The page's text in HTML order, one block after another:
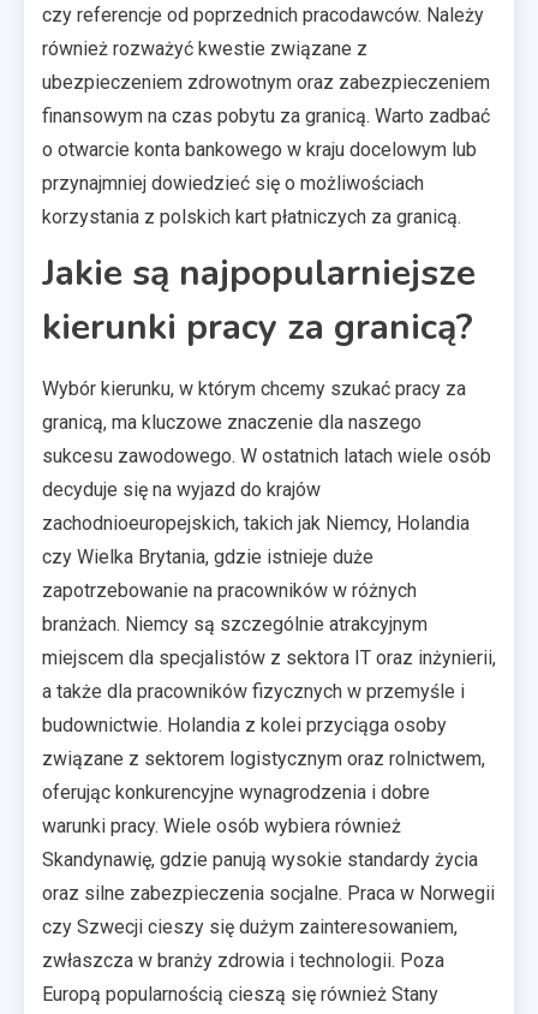
czy referencje od poprzednich pracodawców. Należy
również rozważyć kwestie związane z
ubezpieczeniem zdrowotnym oraz zabezpieczeniem
finansowym na czas pobytu za granicą. Warto zadbać
o otwarcie konta bankowego w kraju docelowym lub
przynajmniej dowiedzieć się o możliwościach
korzystania z polskich kart płatniczych za granicą.
Jakie są najpopularniejsze
kierunki pracy za granicą?
Wybór kierunku, w którym chcemy szukać pracy za
granicą, ma kluczowe znaczenie dla naszego
sukcesu zawodowego. W ostatnich latach wiele osób
decyduje się na wyjazd do krajów
zachodnioeuropejskich, takich jak Niemcy, Holandia
czy Wielka Brytania, gdzie istnieje duże
zapotrzebowanie na pracowników w różnych
branżach. Niemcy są szczególnie atrakcyjnym
miejscem dla specjalistów z sektora IT oraz inżynierii,
a także dla pracowników fizycznych w przemyśle i
budownictwie. Holandia z kolei przyciąga osoby
związane z sektorem logistycznym oraz rolnictwem,
oferując konkurencyjne wynagrodzenia i dobre
warunki pracy. Wiele osób wybiera również
Skandynawię, gdzie panują wysokie standardy życia
oraz silne zabezpieczenia socjalne. Praca w Norwegii
czy Szwecji cieszy się dużym zainteresowaniem,
zwłaszcza w branży zdrowia i technologii. Poza
Europą popularnością cieszą się również Stany